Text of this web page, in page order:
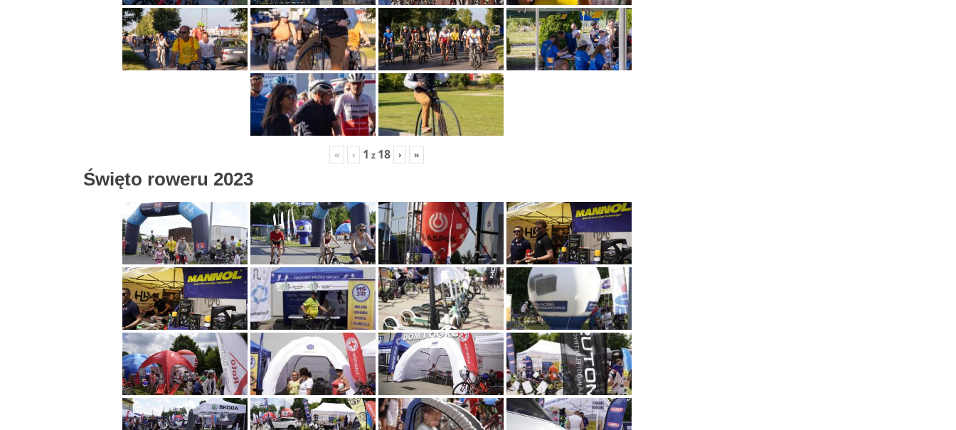
« ‹ 1 z 18 › »
Święto roweru 2023